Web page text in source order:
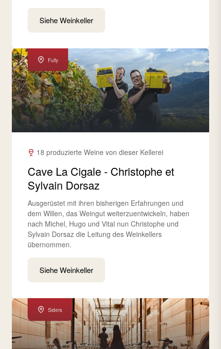
Siehe Weinkeller
Fully
18 produzierte Weine von dieser Kellerei
Cave La Cigale - Christophe et
Sylvain Dorsaz
Ausgerüstet mit ihren bisherigen Erfahrungen und
dem Willen, das Weingut weiterzuentwickeln, haben
nach Michel, Hugo und Vital nun Christophe und
Sylvain Dorsaz die Leitung des Weinkellers
übernommen.
Siehe Weinkeller
Siders